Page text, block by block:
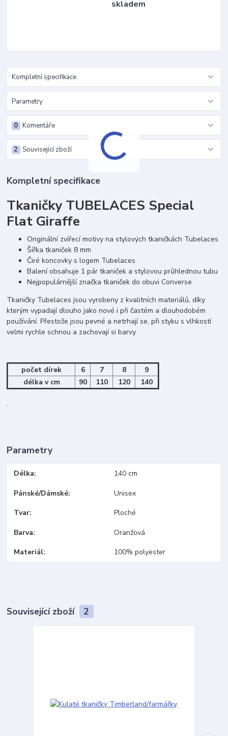
skladem
Kompletní specifikace
Parametry
Komentáře
0
Související zboží
2
Kompletní specifikace
Tkaničky TUBELACES Special
Flat Giraffe
Originální zvířecí motivy na stylových tkaničkách Tubelaces
Šířka tkaniček 8 mm
Čiré koncovky s logem Tubelaces
Balení obsahuje 1 pár tkaniček a stylovou průhlednou tubu
Nejpopulárnější značka tkaniček do obuvi Converse
Tkaničky Tubelaces jsou vyrobeny z kvalitních materiálů, díky
kterým vypadají dlouho jako nové i při častém a dlouhodobém
používání. Přestože jsou pevné a netrhají se, při styku s vlhkostí
velmi rychle schnou a zachovají si barvy.
počet dírek 6 7 8
9
délka v cm
90 110 120 140
.
Parametry
Délka 140 cm
Pánské/Dámské Unisex
Tvar Ploché
Barva Oranžová
Materiál 100% polyester
Související zboží 2